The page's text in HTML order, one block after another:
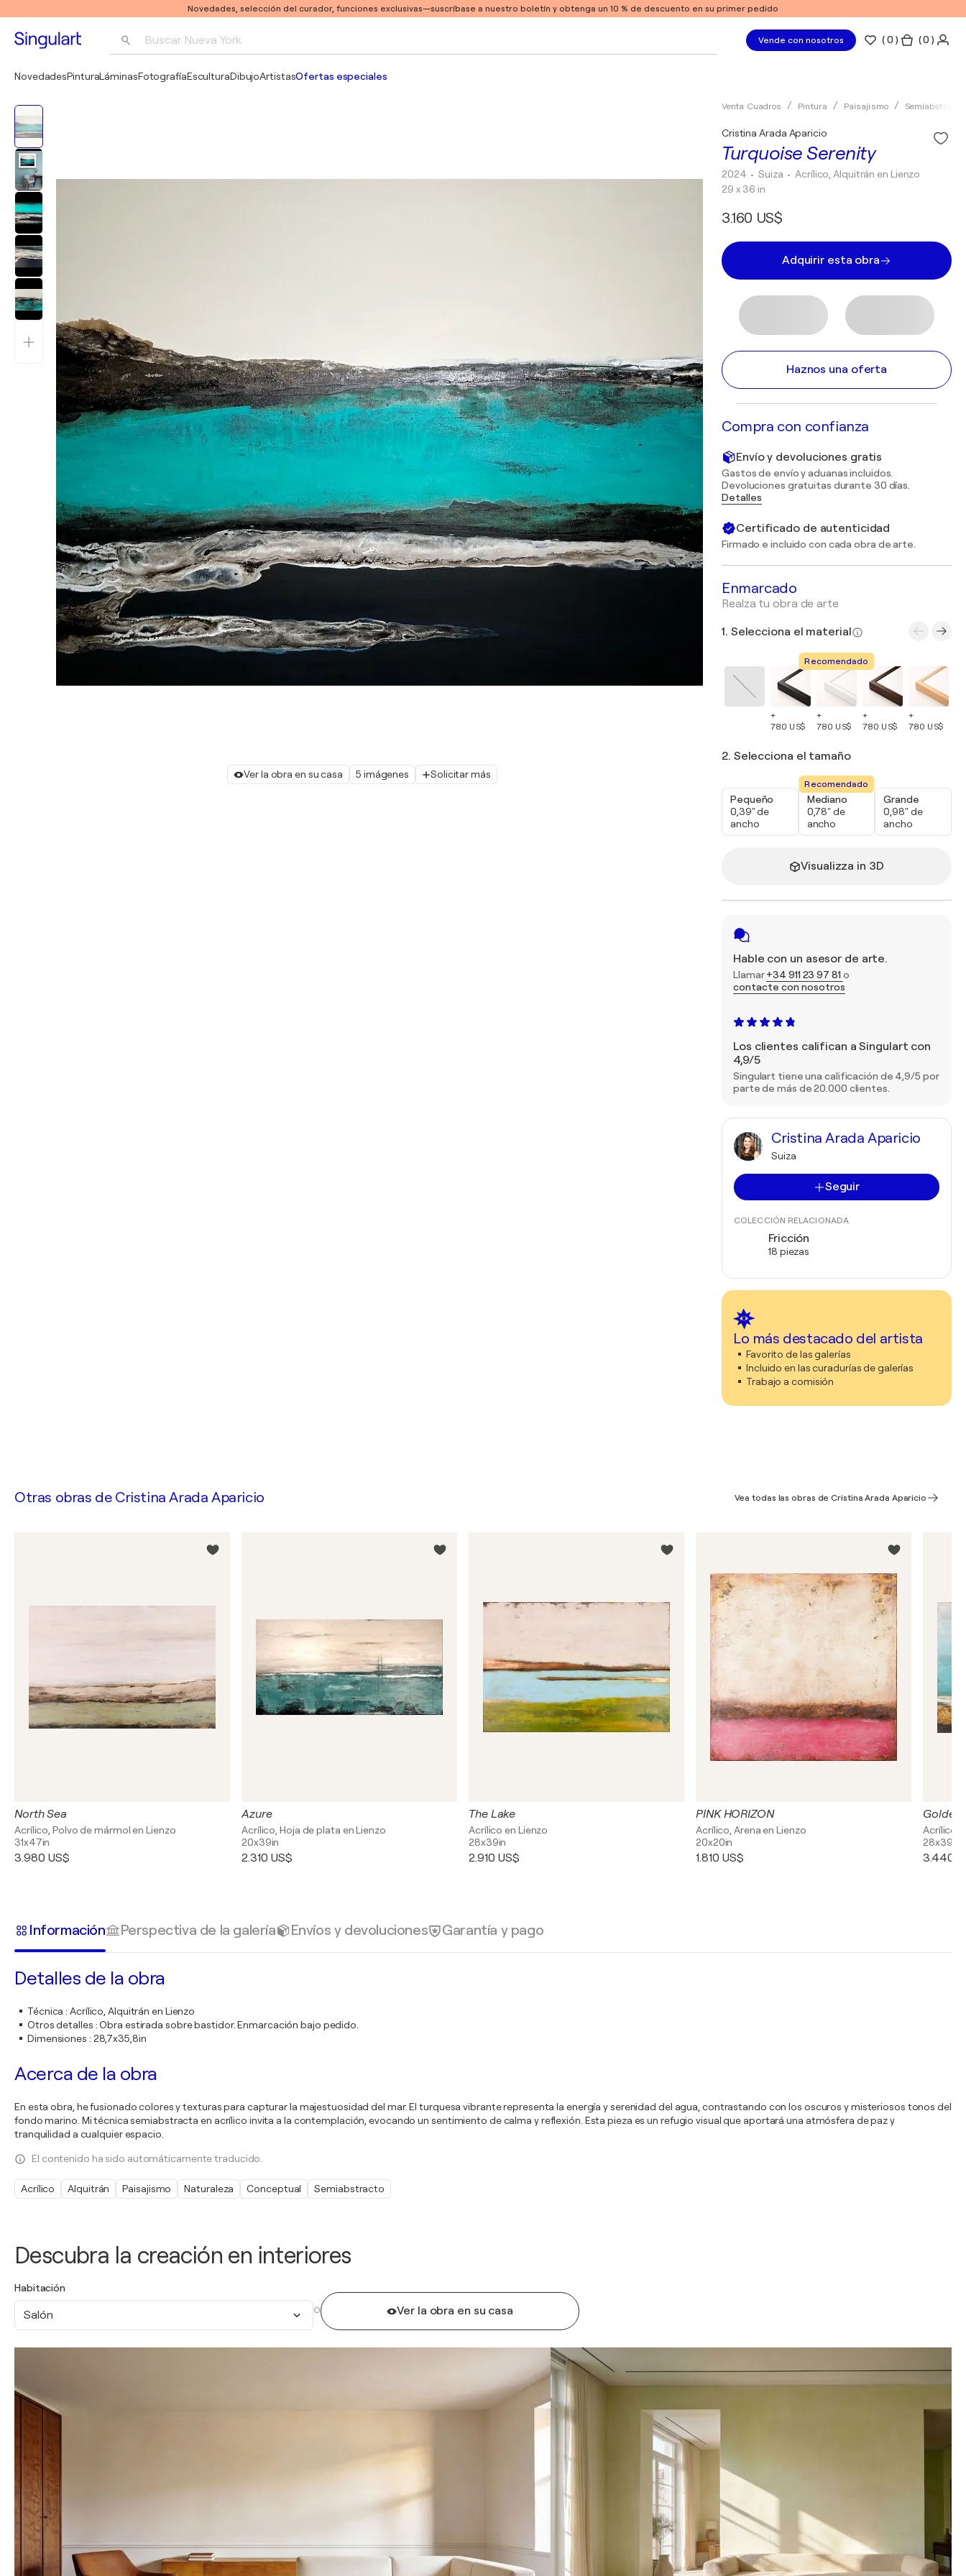
Novedades, selección del curador, funciones exclusivas—suscríbase a nuestro boletín y obtenga un 10 % de descuento en su primer pedido
Buscar Nueva York Vende con nosotros (0 ) ( 0 )
NovedadesPinturaLáminasFotografíaEsculturaDibujoArtistasOfertas especiales
Ver la obra en su casa 5 imágenes Solicitar más
Venta Cuadros Pintura Paisajismo Semiabstracto
Turquoise Serenity
Cristina Arada Aparicio
2024 • Suiza •Acrílico, Alquitrán en Lienzo
29 x 36 in
3.160 US$
Adquirir esta obra
Haznos una oferta
Compra con confianza
Envío y devoluciones gratis
Gastos de envío y aduanas incluidos.
Devoluciones gratuitas durante 30 días.
Detalles
Certificado de autenticidad
Firmado e incluido con cada obra de arte.
Enmarcado
Realza tu obra de arte
1. Selecciona el material
+
780 US$
Recomendado
+
780 US$
+
780 US$
+
780 US$
2. Selecciona el tamaño
Pequeño
0,39" de
ancho
Recomendado
Mediano
0,78" de
ancho
Grande
0,98" de
ancho
Visualizza in 3D
Hable con un asesor de arte.
Llamar+34 911 23 97 81 o
contacte con nosotros
Los clientes califican a Singulart con
4,9/5
Singulart tiene una calificación de 4,9/5 por
parte de más de 20.000 clientes.
Cristina Arada Aparicio
Suiza
Seguir
COLECCIÓN RELACIONADA
Fricción
18 piezas
Lo más destacado del artista
Favorito de las galerías
Incluido en las curadurías de galerías
Trabajo a comisión
Descubra la creación en interiores
Habitación
Salón O Ver la obra en su casa
Otras obras de Cristina Arada Aparicio Vea todas las obras de Cristina Arada Aparicio
North Sea
Acrílico, Polvo de mármol en Lienzo
31x47in
3.980 US$
Azure
Acrílico, Hoja de plata en Lienzo
20x39in
2.310 US$
The Lake
Acrílico en Lienzo
28x39in
2.910 US$
PINK HORIZON
Acrílico, Arena en Lienzo
20x20in
1.810 US$
Golden
Acrílico,
28x39in
3.440
Información Perspectiva de la galería Envíos y devoluciones Garantía y pago
Detalles de la obra
Técnica :Acrílico, Alquitrán en Lienzo
Otros detalles :Obra estirada sobre bastidor. Enmarcación bajo pedido.
Dimensiones : 28,7x35,8in
Acerca de la obra
En esta obra, he fusionado colores y texturas para capturar la majestuosidad del mar. El turquesa vibrante representa la energía y serenidad del agua, contrastando con los oscuros y misteriosos tonos del
fondo marino. Mi técnica semiabstracta en acrílico invita a la contemplación, evocando un sentimiento de calma y reflexión. Esta pieza es un refugio visual que aportará una atmósfera de paz y
tranquilidad a cualquier espacio.
El contenido ha sido automáticamente traducido.
Acrílico Alquitrán Paisajismo Naturaleza Conceptual Semiabstracto